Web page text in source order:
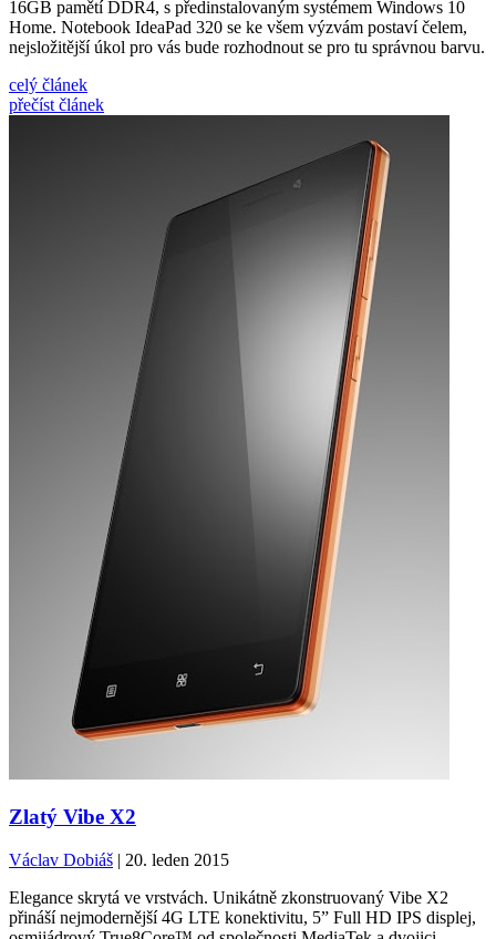
16GB pamětí DDR4, s předinstalovaným systémem Windows 10
Home. Notebook IdeaPad 320 se ke všem výzvám postaví čelem,
nejsložitější úkol pro vás bude rozhodnout se pro tu správnou barvu.
celý článek
přečíst článek
Zlatý Vibe X2
Václav Dobiáš | 20. leden 2015
Elegance skrytá ve vrstvách. Unikátně zkonstruovaný Vibe X2
přináší nejmodernější 4G LTE konektivitu, 5” Full HD IPS displej,